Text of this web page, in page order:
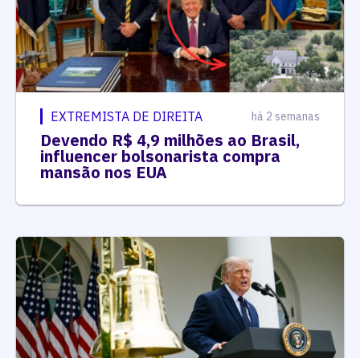
EXTREMISTA DE DIREITA há 2 semanas
Devendo R$ 4,9 milhões ao Brasil,
influencer bolsonarista compra
mansão nos EUA